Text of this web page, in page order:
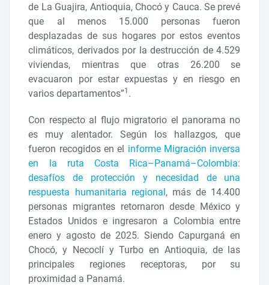
de La Guajira, Antioquia, Chocó y Cauca. Se prevé
que al menos 15.000 personas fueron
desplazadas de sus hogares por estos eventos
climáticos, derivados por la destrucción de 4.529
viviendas, mientras que otras 26.200 se
evacuaron por estar expuestas y en riesgo en
varios departamentos”1 .
Con respecto al flujo migratorio el panorama no
es muy alentador. Según los hallazgos, que
fueron recogidos en el informe Migración inversa
en la ruta Costa Rica–Panamá–Colombia:
desafíos de protección y necesidad de una
respuesta humanitaria regional, más de 14.400
personas migrantes retornaron desde México y
Estados Unidos e ingresaron a Colombia entre
enero y agosto de 2025. Siendo Capurganá en
Chocó, y Necoclí y Turbo en Antioquia, de las
principales regiones receptoras, por su
proximidad a Panamá.